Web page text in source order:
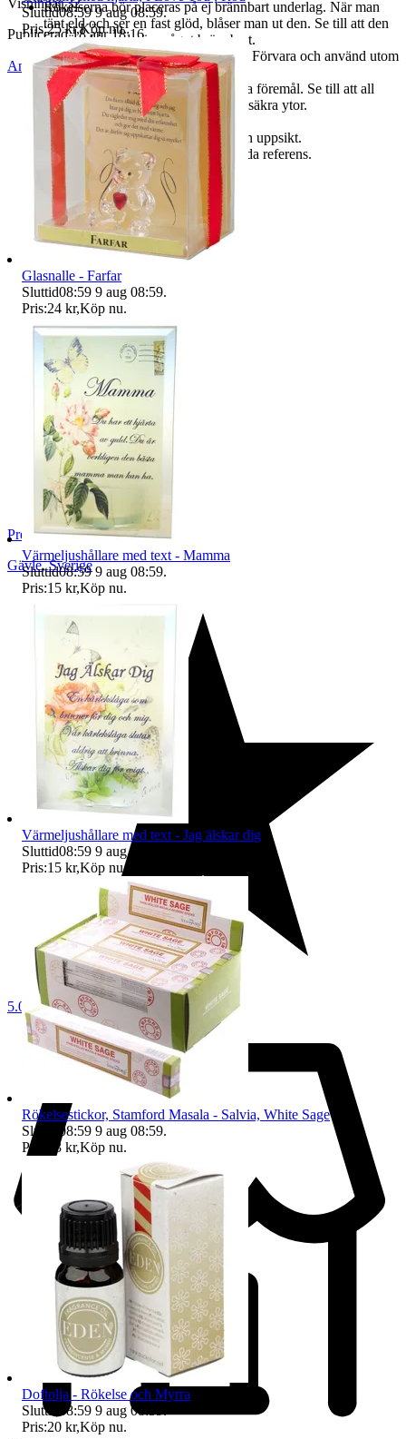
Rökelserna bör placeras på ej brännbart underlag. När man
tänt eld och ser en fast glöd, blåser man ut den. Se till att den
inte är placerad nära något brännbart.
Varning:Endast för doftanvändning. Förvara och använd utom
räckhåll för barn och djur.
Använd på avstånd från brandfarliga föremål. Se till att all
aska faller på värmesäkra och brandsäkra ytor.
Använd i ett väl ventilerat rum.
Lämna aldrig brinnande rökelse utan uppsikt.
Behåll denna information för framtida referens.
Visningar 32
Publicerad 18 apr 18:16
Anmäl Sälj liknande
PresentmarknadenSverige
Gävle,Sverige
5.0
Sluttid08:59 9 aug 08:59.
Pris:25 kr,Köp nu.
Glasnalle - Farfar
Sluttid08:59 9 aug 08:59.
Pris:24 kr,Köp nu.
Värmeljushållare med text - Mamma
Sluttid08:59 9 aug 08:59.
Pris:15 kr,Köp nu.
Värmeljushållare med text - Jag älskar dig
Sluttid08:59 9 aug 08:59
Pris:15 kr,Köp nu.
Rökelsestickor, Stamford Masala - Salvia, White Sage
Sluttid
08:59 9 aug 08:59.
Pris:
23 kr,Köp nu.
Doftolja - Rökelse och Myrra
Sluttid
08:59 9 aug 08:59
Pris:20 kr,Köp nu.